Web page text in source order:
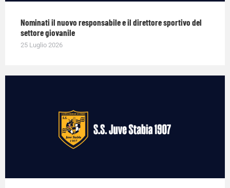
Nominati il nuovo responsabile e il direttore sportivo del
settore giovanile
25 Luglio 2026